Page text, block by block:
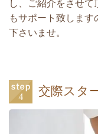
し、ご紹介をさせ
もサポート致しま
下さいませ。
交際スタ